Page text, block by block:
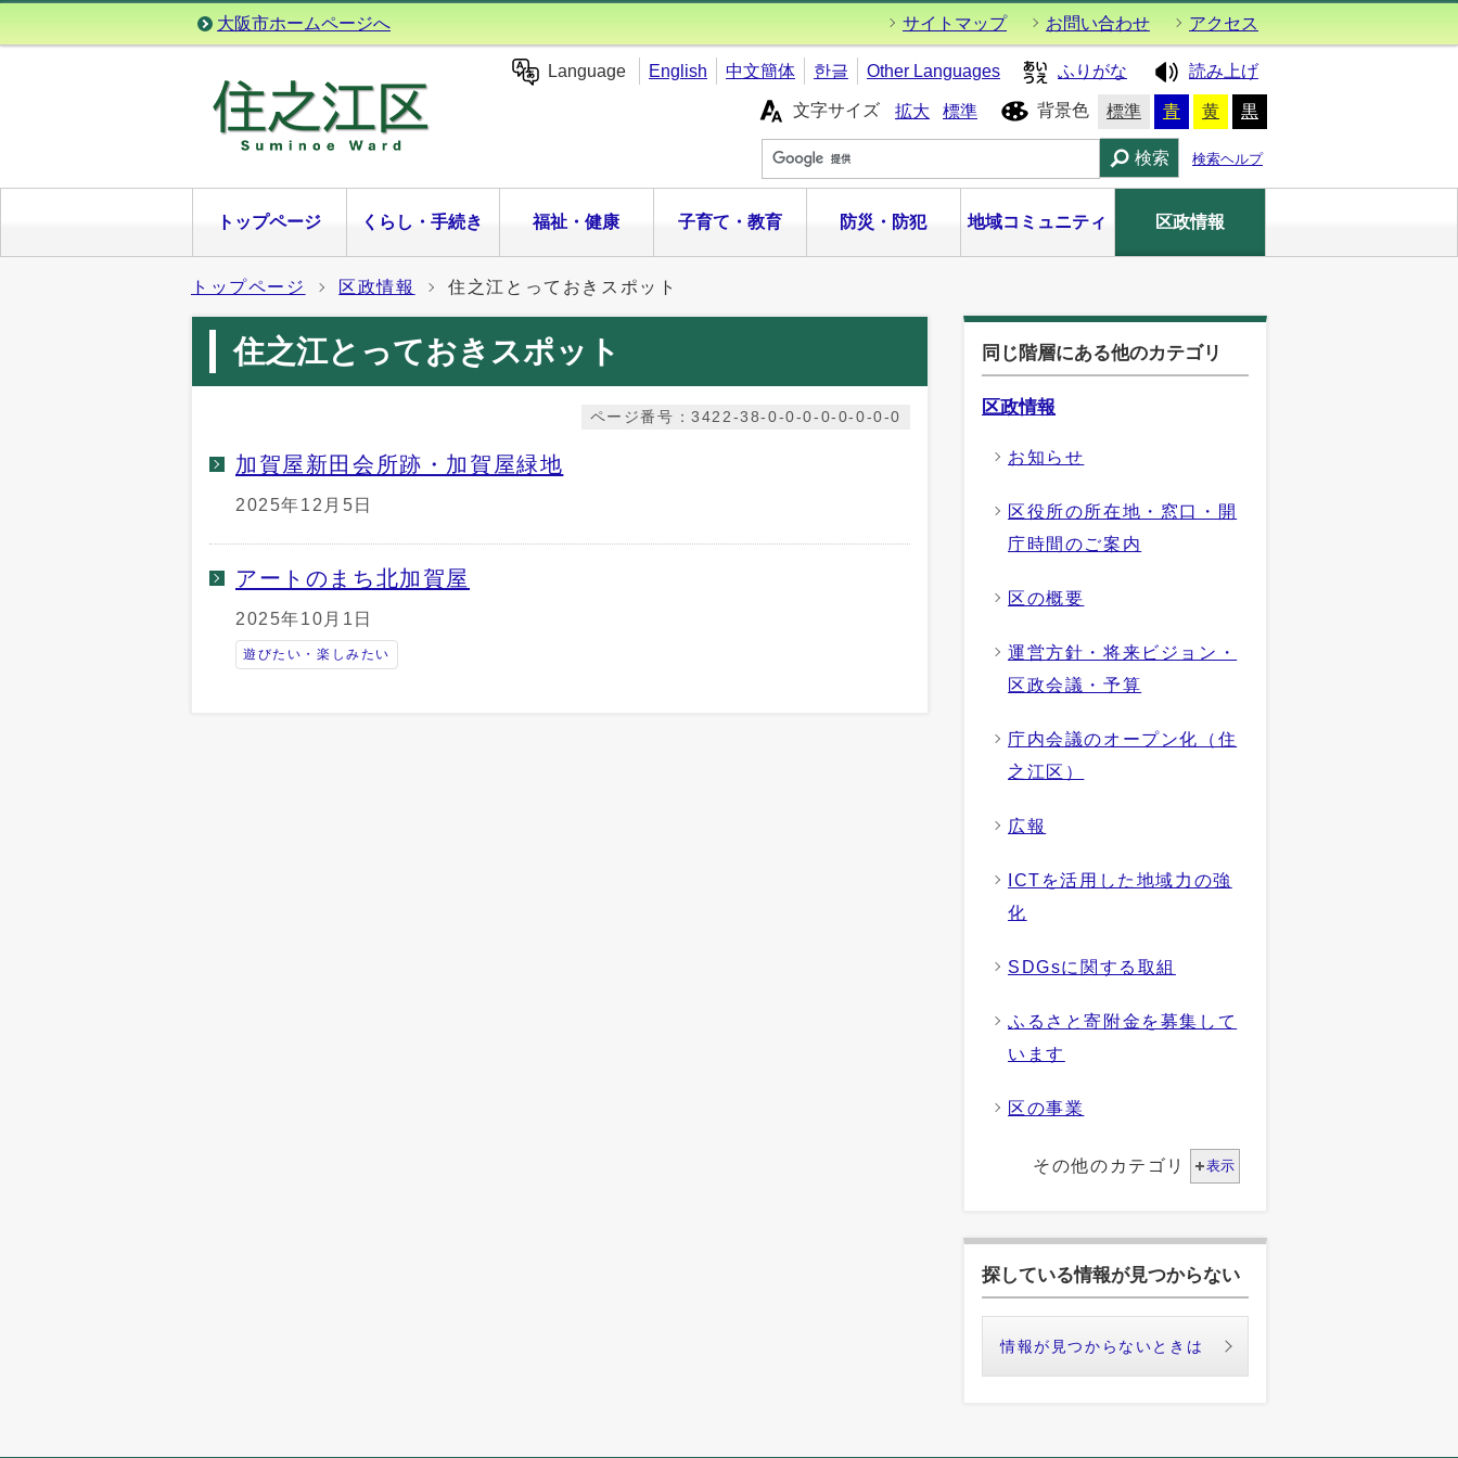
大阪市ホームページへ サイトマップ お問い合わせ アクセス
Language English 中文簡体 한글 Other Languages ふりがな 読み上げ
文字サイズ 拡大 標準 背景色 標準 青 黄 黒
検索 検索ヘルプ
トップページ くらし・手続き 福祉・健康 子育て・教育 防災・防犯 地域コミュニティ 区政情報
トップページ 区政情報 住之江とっておきスポット
住之江とっておきスポット
ページ番号：3422-38-0-0-0-0-0-0-0-0
加賀屋新田会所跡・加賀屋緑地
2025年12月5日
アートのまち北加賀屋
2025年10月1日
遊びたい・楽しみたい
同じ階層にある他のカテゴリ
区政情報
お知らせ
区役所の所在地・窓口・開
庁時間のご案内
区の概要
運営方針・将来ビジョン・
区政会議・予算
庁内会議のオープン化（住
之江区）
広報
ICTを活用した地域力の強
化
SDGsに関する取組
ふるさと寄附金を募集して
います
区の事業
その他のカテゴリ 表示
探している情報が見つからない
情報が見つからないときは